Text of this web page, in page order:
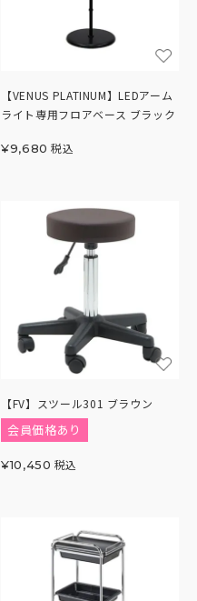
【VENUS PLATINUM】LEDアーム
ライト専用フロアベース ブラック
¥9,680 税込
【FV】スツール301 ブラウン
会員価格あり
¥10,450 税込